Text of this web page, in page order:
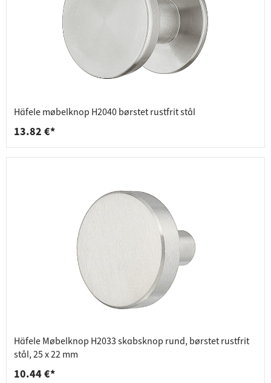
Häfele møbelknop H2040 børstet rustfrit stål
13.82 €*
Häfele Møbelknop H2033 skabsknop rund, børstet rustfrit
stål, 25 x 22 mm
10.44 €*